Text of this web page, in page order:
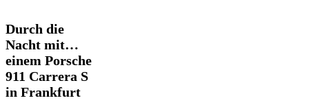
Durch
die
Nacht
mit…
einem
Porsche
911
Durch die
Nacht mit…
einem Porsche
911 Carrera S
in Frankfurt